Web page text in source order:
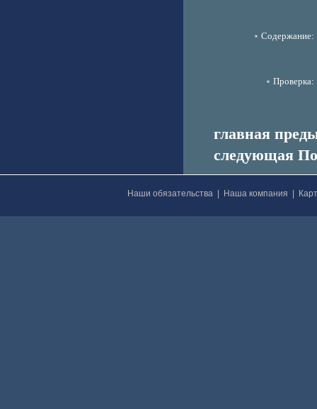
﹡Содержание:
﹡Проверка:
главная
следующая
Наши обязательства Наша компания